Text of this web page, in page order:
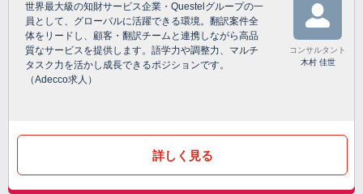
世界最大級の知財サービス企業・Questelグループの一
員として、グローバルに活躍できる環境。翻訳案件全
体をリードし、顧客・翻訳チームと連携しながら高品
質なサービスを提供します。語学力や調整力、マルチ
タスク力を活かし成長できるポジションです。
（Adecco求人）
コンサルタント
木村 佳世
詳しく見る